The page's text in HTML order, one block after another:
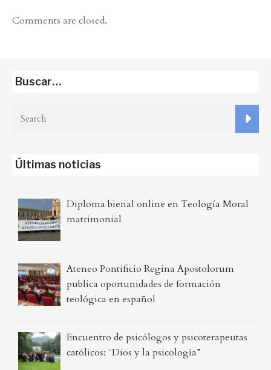
Comments are closed.
Buscar…
Últimas noticias
Diploma bienal online en Teología Moral
matrimonial
Ateneo Pontificio Regina Apostolorum
publica oportunidades de formación
teológica en español
Encuentro de psicólogos y psicoterapeutas
católicos: ¨Dios y la psicología”